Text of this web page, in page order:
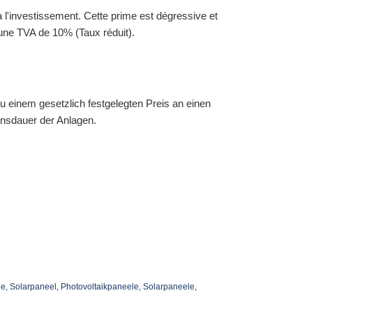
l'investissement. Cette prime est dégressive et
TVA de 10% (Taux réduit).
einem gesetzlich festgelegten Preis an einen
der Anlagen.
Solarpaneel, Photovoltaikpaneele, Solarpaneele,